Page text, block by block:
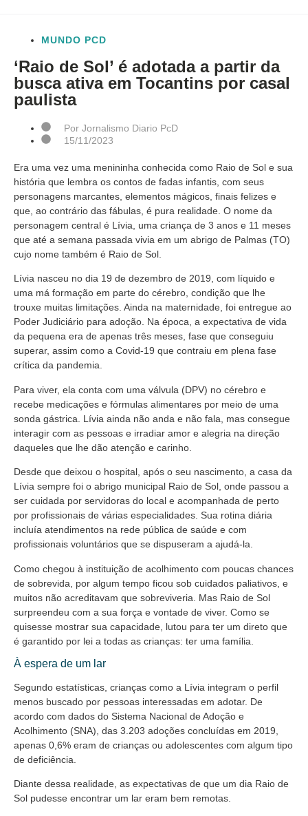
MUNDO PCD
‘Raio de Sol’ é adotada a partir da
busca ativa em Tocantins por casal
paulista
Por Jornalismo Diario PcD
15/11/2023
Era uma vez uma menininha conhecida como Raio de Sol e sua
história que lembra os contos de fadas infantis, com seus
personagens marcantes, elementos mágicos, finais felizes e
que, ao contrário das fábulas, é pura realidade. O nome da
personagem central é Lívia, uma criança de 3 anos e 11 meses
que até a semana passada vivia em um abrigo de Palmas (TO)
cujo nome também é Raio de Sol.
Lívia nasceu no dia 19 de dezembro de 2019, com líquido e
uma má formação em parte do cérebro, condição que lhe
trouxe muitas limitações. Ainda na maternidade, foi entregue ao
Poder Judiciário para adoção. Na época, a expectativa de vida
da pequena era de apenas três meses, fase que conseguiu
superar, assim como a Covid-19 que contraiu em plena fase
crítica da pandemia.
Para viver, ela conta com uma válvula (DPV) no cérebro e
recebe medicações e fórmulas alimentares por meio de uma
sonda gástrica. Lívia ainda não anda e não fala, mas consegue
interagir com as pessoas e irradiar amor e alegria na direção
daqueles que lhe dão atenção e carinho.
Desde que deixou o hospital, após o seu nascimento, a casa da
Lívia sempre foi o abrigo municipal Raio de Sol, onde passou a
ser cuidada por servidoras do local e acompanhada de perto
por profissionais de várias especialidades. Sua rotina diária
incluía atendimentos na rede pública de saúde e com
profissionais voluntários que se dispuseram a ajudá-la.
Como chegou à instituição de acolhimento com poucas chances
de sobrevida, por algum tempo ficou sob cuidados paliativos, e
muitos não acreditavam que sobreviveria. Mas Raio de Sol
surpreendeu com a sua força e vontade de viver. Como se
quisesse mostrar sua capacidade, lutou para ter um direto que
é garantido por lei a todas as crianças: ter uma família.
À espera de um lar
Segundo estatísticas, crianças como a Lívia integram o perfil
menos buscado por pessoas interessadas em adotar. De
acordo com dados do Sistema Nacional de Adoção e
Acolhimento (SNA), das 3.203 adoções concluídas em 2019,
apenas 0,6% eram de crianças ou adolescentes com algum tipo
de deficiência.
Diante dessa realidade, as expectativas de que um dia Raio de
Sol pudesse encontrar um lar eram bem remotas.